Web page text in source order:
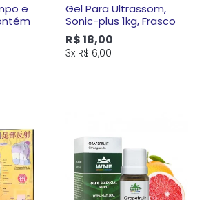
e
Gel Para Ultrassom,
Sonic-plus 1kg, Frasco
R$ 18,00
3x R$ 6,00